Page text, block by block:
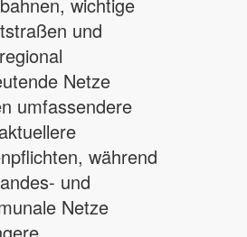
und
Netze
umfassendere
während
und
Netze